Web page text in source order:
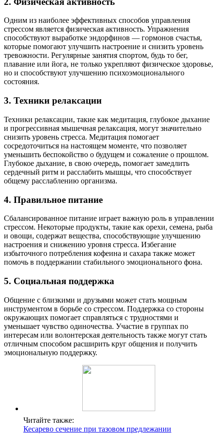
Одним из наиболее эффективных способов управления
стрессом является физическая активность. Упражнения
способствуют выработке эндорфинов — гормонов счастья,
которые помогают улучшить настроение и снизить уровень
тревожности. Регулярные занятия спортом, будь то бег,
плавание или йога, не только укрепляют физическое здоровье,
но и способствуют улучшению психоэмоционального
состояния.
3. Техники релаксации
Техники релаксации, такие как медитация, глубокое дыхание
и прогрессивная мышечная релаксация, могут значительно
снизить уровень стресса. Медитация помогает
сосредоточиться на настоящем моменте, что позволяет
уменьшить беспокойство о будущем и сожаление о прошлом.
Глубокое дыхание, в свою очередь, помогает замедлить
сердечный ритм и расслабить мышцы, что способствует
общему расслаблению организма.
4. Правильное питание
Сбалансированное питание играет важную роль в управлении
стрессом. Некоторые продукты, такие как орехи, семена, рыба
и овощи, содержат вещества, способствующие улучшению
настроения и снижению уровня стресса. Избегание
избыточного потребления кофеина и сахара также может
помочь в поддержании стабильного эмоционального фона.
5. Социальная поддержка
Общение с близкими и друзьями может стать мощным
инструментом в борьбе со стрессом. Поддержка со стороны
окружающих помогает справляться с трудностями и
уменьшает чувство одиночества. Участие в группах по
интересам или волонтерская деятельность также могут стать
отличным способом расширить круг общения и получить
эмоциональную поддержку.
Читайте также:
Кесарево сечение при тазовом предлежании